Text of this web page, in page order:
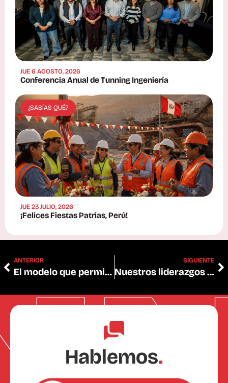
JUE 6 AGOSTO, 2026
Conferencia Anual de Tunning Ingeniería
¿SABÍAS QUÉ?
JUE 23 JULIO, 2026
¡Felices Fiestas Patrias, Perú!
ANTERIOR
El modelo que permite cumplir con los plazos de entrega a nuestros clientes
SIGUIENTE
Nuestros liderazgos tuvieron su reunión anual de Gobernanza y Dirección Estratégica
Hablemos.